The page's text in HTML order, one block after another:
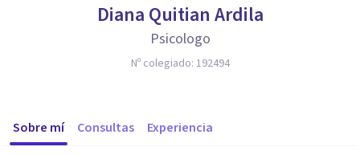
Diana Quitian Ardila
Psicologo
Nº colegiado: 192494
Sobre mí Consultas Experiencia